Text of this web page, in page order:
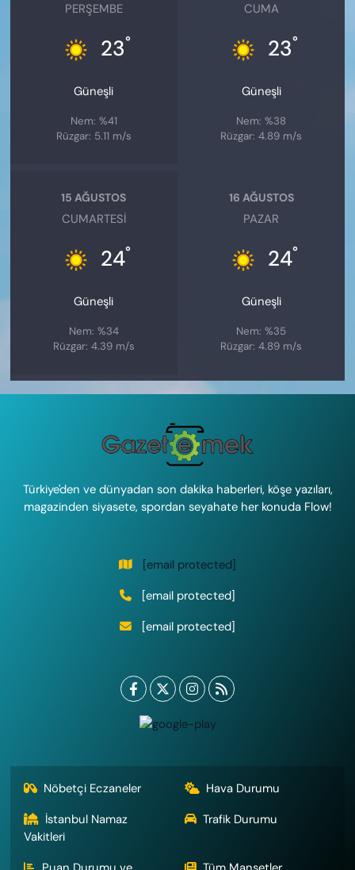
PERŞEMBE
23°
Güneşli
Nem: %41
Rüzgar: 5.11 m/s
CUMA
23°
Güneşli
Nem: %38
Rüzgar: 4.89 m/s
15 AĞUSTOS
CUMARTESI
24°
Güneşli
Nem: %34
Rüzgar: 4.39 m/s
16 AĞUSTOS
PAZAR
24°
Güneşli
Nem: %35
Rüzgar: 4.89 m/s
Türkiye'den ve dünyadan son dakika haberleri, köşe yazıları,
magazinden siyasete, spordan seyahate her konuda Flow!
[email protected]
[email protected]
[email protected]
Nöbetçi Eczaneler
Hava Durumu
İstanbul Namaz
Vakitleri
Trafik Durumu